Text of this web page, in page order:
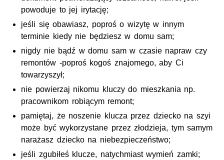
powoduje to jej irytację;
jeśli się obawiasz, poproś o wizytę w innym
terminie kiedy nie będziesz w domu sam;
nigdy nie bądź w domu sam w czasie napraw czy
remontów -poproś kogoś znajomego, aby Ci
towarzyszył;
nie powierzaj nikomu kluczy do mieszkania np.
pracownikom robiącym remont;
pamiętaj, że noszenie klucza przez dziecko na szyi
może być wykorzystane przez złodzieja, tym samym
narażasz dziecko na niebezpieczeństwo;
jeśli zgubiłeś klucze, natychmiast wymień zamki;